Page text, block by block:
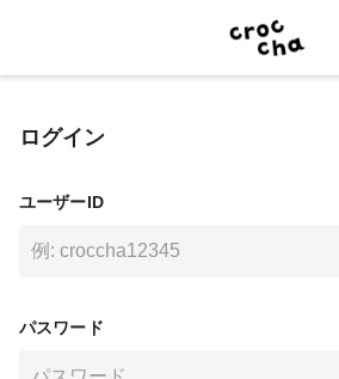
ログイン
ユーザーID
パスワード